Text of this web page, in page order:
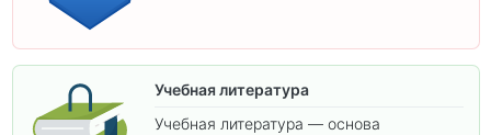
Учебная литература
Учебная литература — основа